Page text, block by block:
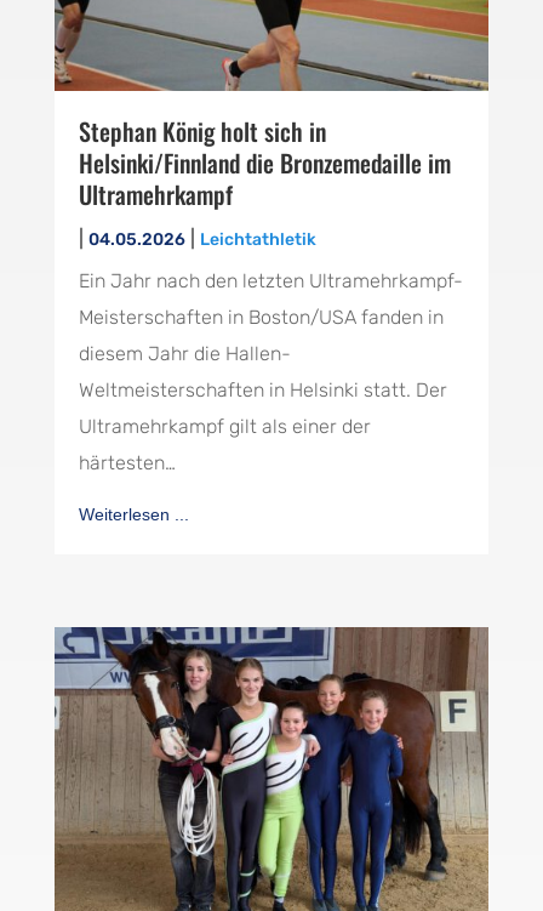
Stephan König holt sich in
Helsinki/Finnland die Bronzemedaille im
Ultramehrkampf
04.05.2026 Leichtathletik
Ein Jahr nach den letzten Ultramehrkampf-
Meisterschaften in Boston/USA fanden in
diesem Jahr die Hallen-
Weltmeisterschaften in Helsinki statt. Der
Ultramehrkampf gilt als einer der
härtesten…
Weiterlesen ...